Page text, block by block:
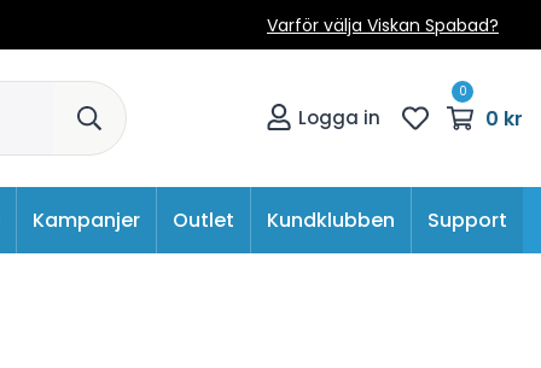
Varför välja Viskan Spabad?
Logga in
0
0 kr
Kampanjer Outlet Kundklubben Support